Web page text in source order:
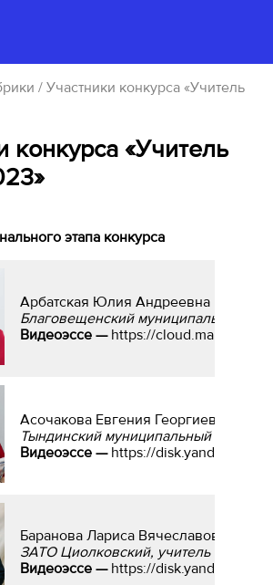
/ Участники конкурса «Учитель
конкурса «Учитель
этапа конкурса
Арбатская Юлия Андреевна
Благовещенский муниципальный
Видеоэссе — https://cloud.mail.ru/
Асочакова Евгения Георгиевна
Тындинский муниципальный округ,
Видеоэссе — https://disk.yandex.ru/i/
Баранова Лариса Вячеславовна
ЗАТО Циолковский, учитель
Видеоэссе — https://disk.yandex.ru/i/